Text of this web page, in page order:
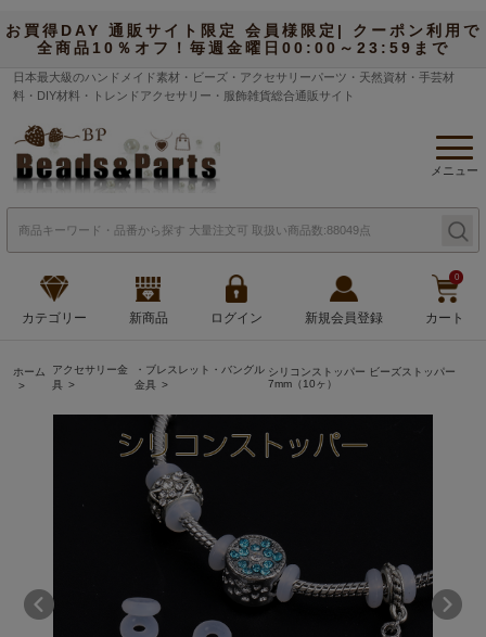
お買得DAY 通販サイト限定 会員様限定| クーポン利用で
全商品10％オフ！毎週金曜日00:00～23:59まで
日本最大級のハンドメイド素材・ビーズ・アクセサリーパーツ・天然資材・手芸材
料・DIY材料・トレンドアクセサリー・服飾雑貨総合通販サイト
メニュー
カテゴリー 新商品 ログイン 新規会員登録
0
カート
ホーム
アクセサリー金
具
・ブレスレット・バングル
金具
シリコンストッパー ビーズストッパー
7mm（10ヶ）